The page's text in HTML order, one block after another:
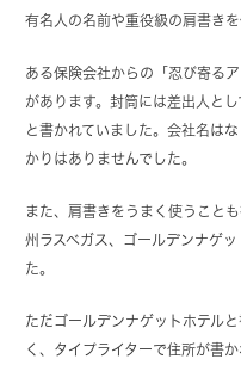
有名人の名前や重役級の肩書きを
ある保険会社からの「忍び寄る
があります。封筒には差出人と
と書かれていました。会社名は
かりはありませんでした。
また、肩書きをうまく使うこと
州ラスベガス、ゴールデンナゲ
た。
ただゴールデンナゲットホテル
く、タイプライターで住所が書か